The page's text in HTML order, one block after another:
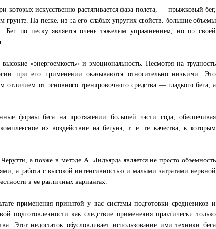
которых искусственно растягивается фаза полета, — прыжковый бег,
грунте. На песке, из-за его слабых упругих свойств, большие объемы
Бег по песку является очень тяжелым упражнением, но по своей
«энергоемкость» и эмоциональность. Несмотря на трудность
при его применении оказываются относительно низкими. Это
от основного тренировочного средства — гладкого бега, а
формы бега на протяжении большей части года, обеспечивая
их воздействие на бегуна, т. е. те качества, к которым
а позже в методе А. Лидьярда является не просто объемность
а работа с высокой интенсивностью и малыми затратами нервной
в ее различных вариантах.
применения принятой у нас системы подготовки средневиков и
подготовленности как следствие применения практически только
Этот недостаток обусловливает использование ими техники бега